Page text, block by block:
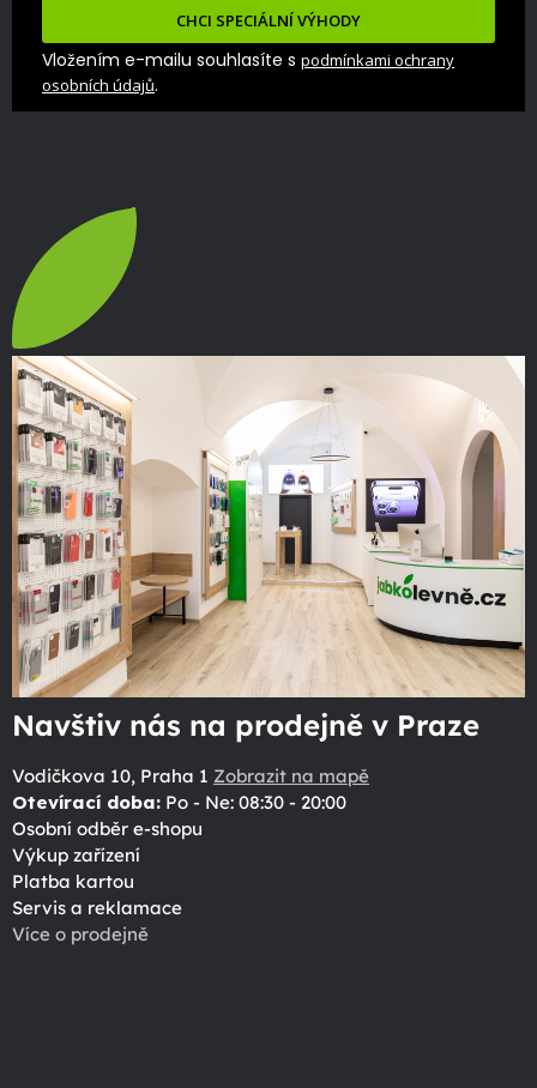
CHCI SPECIÁLNÍ VÝHODY
Vložením e-mailu souhlasíte s podmínkami ochrany
osobních údajů.
Navštiv nás na prodejně v Praze
Vodičkova 10, Praha 1 Zobrazit na mapě
Otevírací doba: Po - Ne: 08:30 - 20:00
Osobní odběr e-shopu
Výkup zařízení
Platba kartou
Servis a reklamace
Více o prodejně